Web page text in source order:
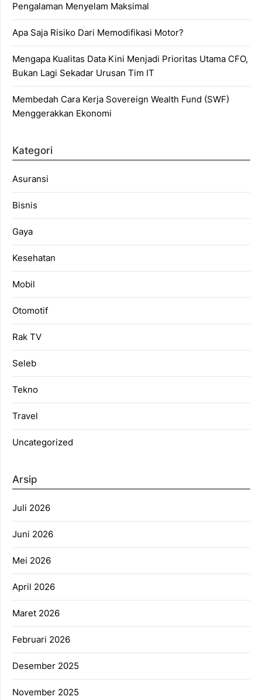
Pengalaman Menyelam Maksimal
Apa Saja Risiko Dari Memodifikasi Motor?
Mengapa Kualitas Data Kini Menjadi Prioritas Utama CFO,
Bukan Lagi Sekadar Urusan Tim IT
Membedah Cara Kerja Sovereign Wealth Fund (SWF)
Menggerakkan Ekonomi
Kategori
Asuransi
Bisnis
Gaya
Kesehatan
Mobil
Otomotif
Rak TV
Seleb
Tekno
Travel
Uncategorized
Arsip
Juli 2026
Juni 2026
Mei 2026
April 2026
Maret 2026
Februari 2026
Desember 2025
November 2025